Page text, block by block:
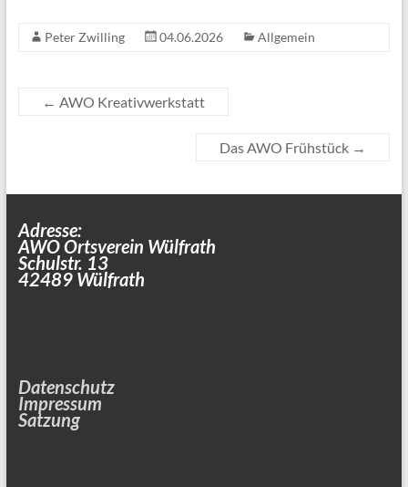
Peter Zwilling 04.06.2026 Allgemein
← AWO Kreativwerkstatt
Das AWO Frühstück →
Adresse:
AWO Ortsverein Wülfrath
Schulstr. 13
42489 Wülfrath
Datenschutz
Impressum
Satzung